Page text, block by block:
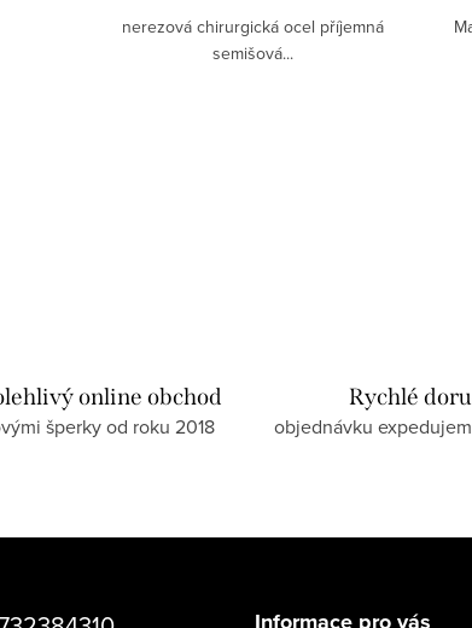
nerezová chirurgická ocel příjemná
semišová...
online obchod
šperky od roku 2018
Rychlé
objednávku